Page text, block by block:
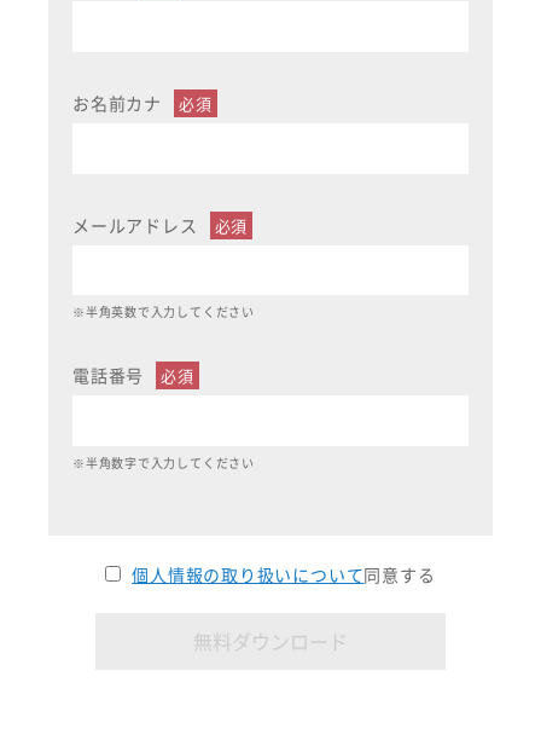
お名前カナ
メールアドレス
※半角英数で入力してください
電話番号
※半角数字で入力してください
個人情報の取り扱いについて同意する